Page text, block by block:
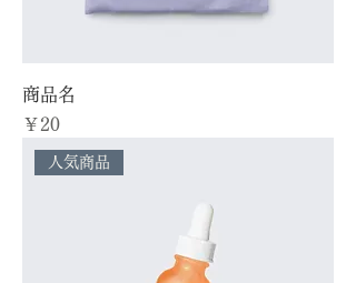
商品名
価格
￥20
人気商品